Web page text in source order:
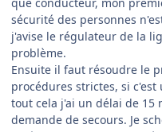
sécurité des personnes
j'avise le régulateur de la
problème.
Ensuite il faut résoudre le
procédures strictes, si
tout cela j'ai un délai de 15
demande de secours. Je